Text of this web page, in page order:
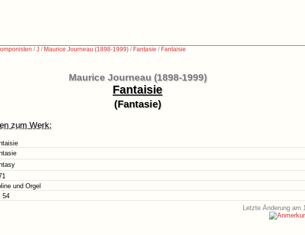
/J / Maurice Journeau (1898-1999) / Fantasie / Fantaisie
Maurice Journeau (1898-1999)
Fantaisie
(Fantasie)
zum Werk:
und Orgel
54
Letzte Änderung am